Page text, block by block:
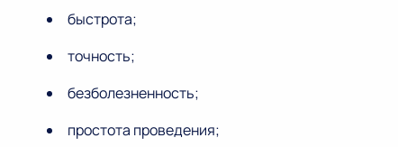
быстрота;
точность;
безболезненность;
простота проведения;